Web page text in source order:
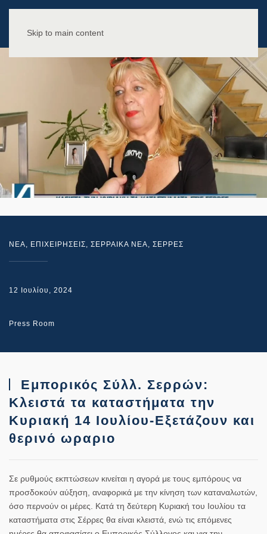
Skip to main content
NEA, ΕΠΙΧΕΙΡΗΣΕΙΣ, ΣΕΡΡΑΙΚΑ ΝΕΑ, ΣΕΡΡΕΣ
12 Ιουλίου, 2024
Press Room
Εμπορικός Σύλλ. Σερρών:
Κλειστά τα καταστήματα την
Κυριακή 14 Ιουλίου-Εξετάζουν και
θερινό ωραριο
Σε ρυθμούς εκπτώσεων κινείται η αγορά με τους εμπόρους να
προσδοκούν αύξηση, αναφορικά με την κίνηση των καταναλωτών,
όσο περνούν οι μέρες. Κατά τη δεύτερη Κυριακή του Ιουλίου τα
καταστήματα στις Σέρρες θα είναι κλειστά, ενώ τις επόμενες